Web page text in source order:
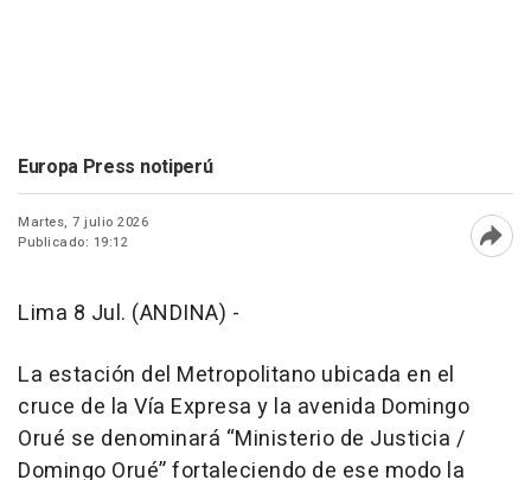
Europa Press notiperú
Martes, 7 julio 2026
Publicado: 19:12
Lima 8 Jul. (ANDINA) -
La estación del Metropolitano ubicada en el
cruce de la Vía Expresa y la avenida Domingo
Orué se denominará “Ministerio de Justicia /
Domingo Orué” fortaleciendo de ese modo la